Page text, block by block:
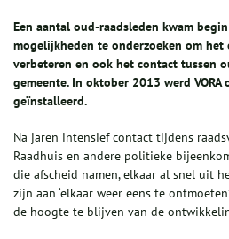
Een aantal oud-raadsleden kwam
mogelijkheden te onderzoeken om
verbeteren en ook het contact tussen
gemeente. In oktober 2013 werd
geïnstalleerd.
Na jaren intensief contact tijdens
Raadhuis en andere politieke
die afscheid namen, elkaar al snel uit
zijn aan ‘elkaar weer eens te
de hoogte te blijven van de